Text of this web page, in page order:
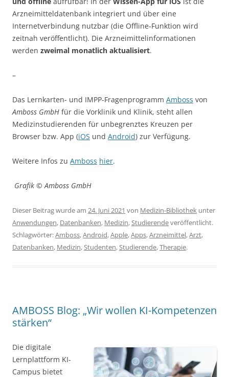
Arzneimitteldatenbank integriert und über eine
Internetverbindung nutzbar (die Offline-Funktion wird
zeitnah veröffentlicht). Die Arzneimittelinformationen
werden zweimal monatlich aktualisiert.
–
Das Lernkarten- und IMPP-Fragenprogramm Amboss von
Amboss GmbH für die Vorklinik und Klinik, steht allen
Medizinstudierenden für unbegrenztes Kreuzen per
Browser bzw. App (iOS und Android) zur Verfügung.
Weitere Infos zu Amboss hier.
Grafik © Amboss GmbH
Dieser Beitrag wurde am 24. Juni 2021 von Medizin-Bibliothek unter
Anwendungen, Datenbanken, Medizin,Studierendeveröffentlicht.
Schlagwörter:Amboss,Android,Apple,Apps,Arzneimittel,Arzt,
Datenbanken, Medizin,Studenten,Studierende,Therapie.
AMBOSS Blog: „Wir wollen KI-Kompetenzen
stärken“
Die digitale
Lernplattform KI-
Campus bietet